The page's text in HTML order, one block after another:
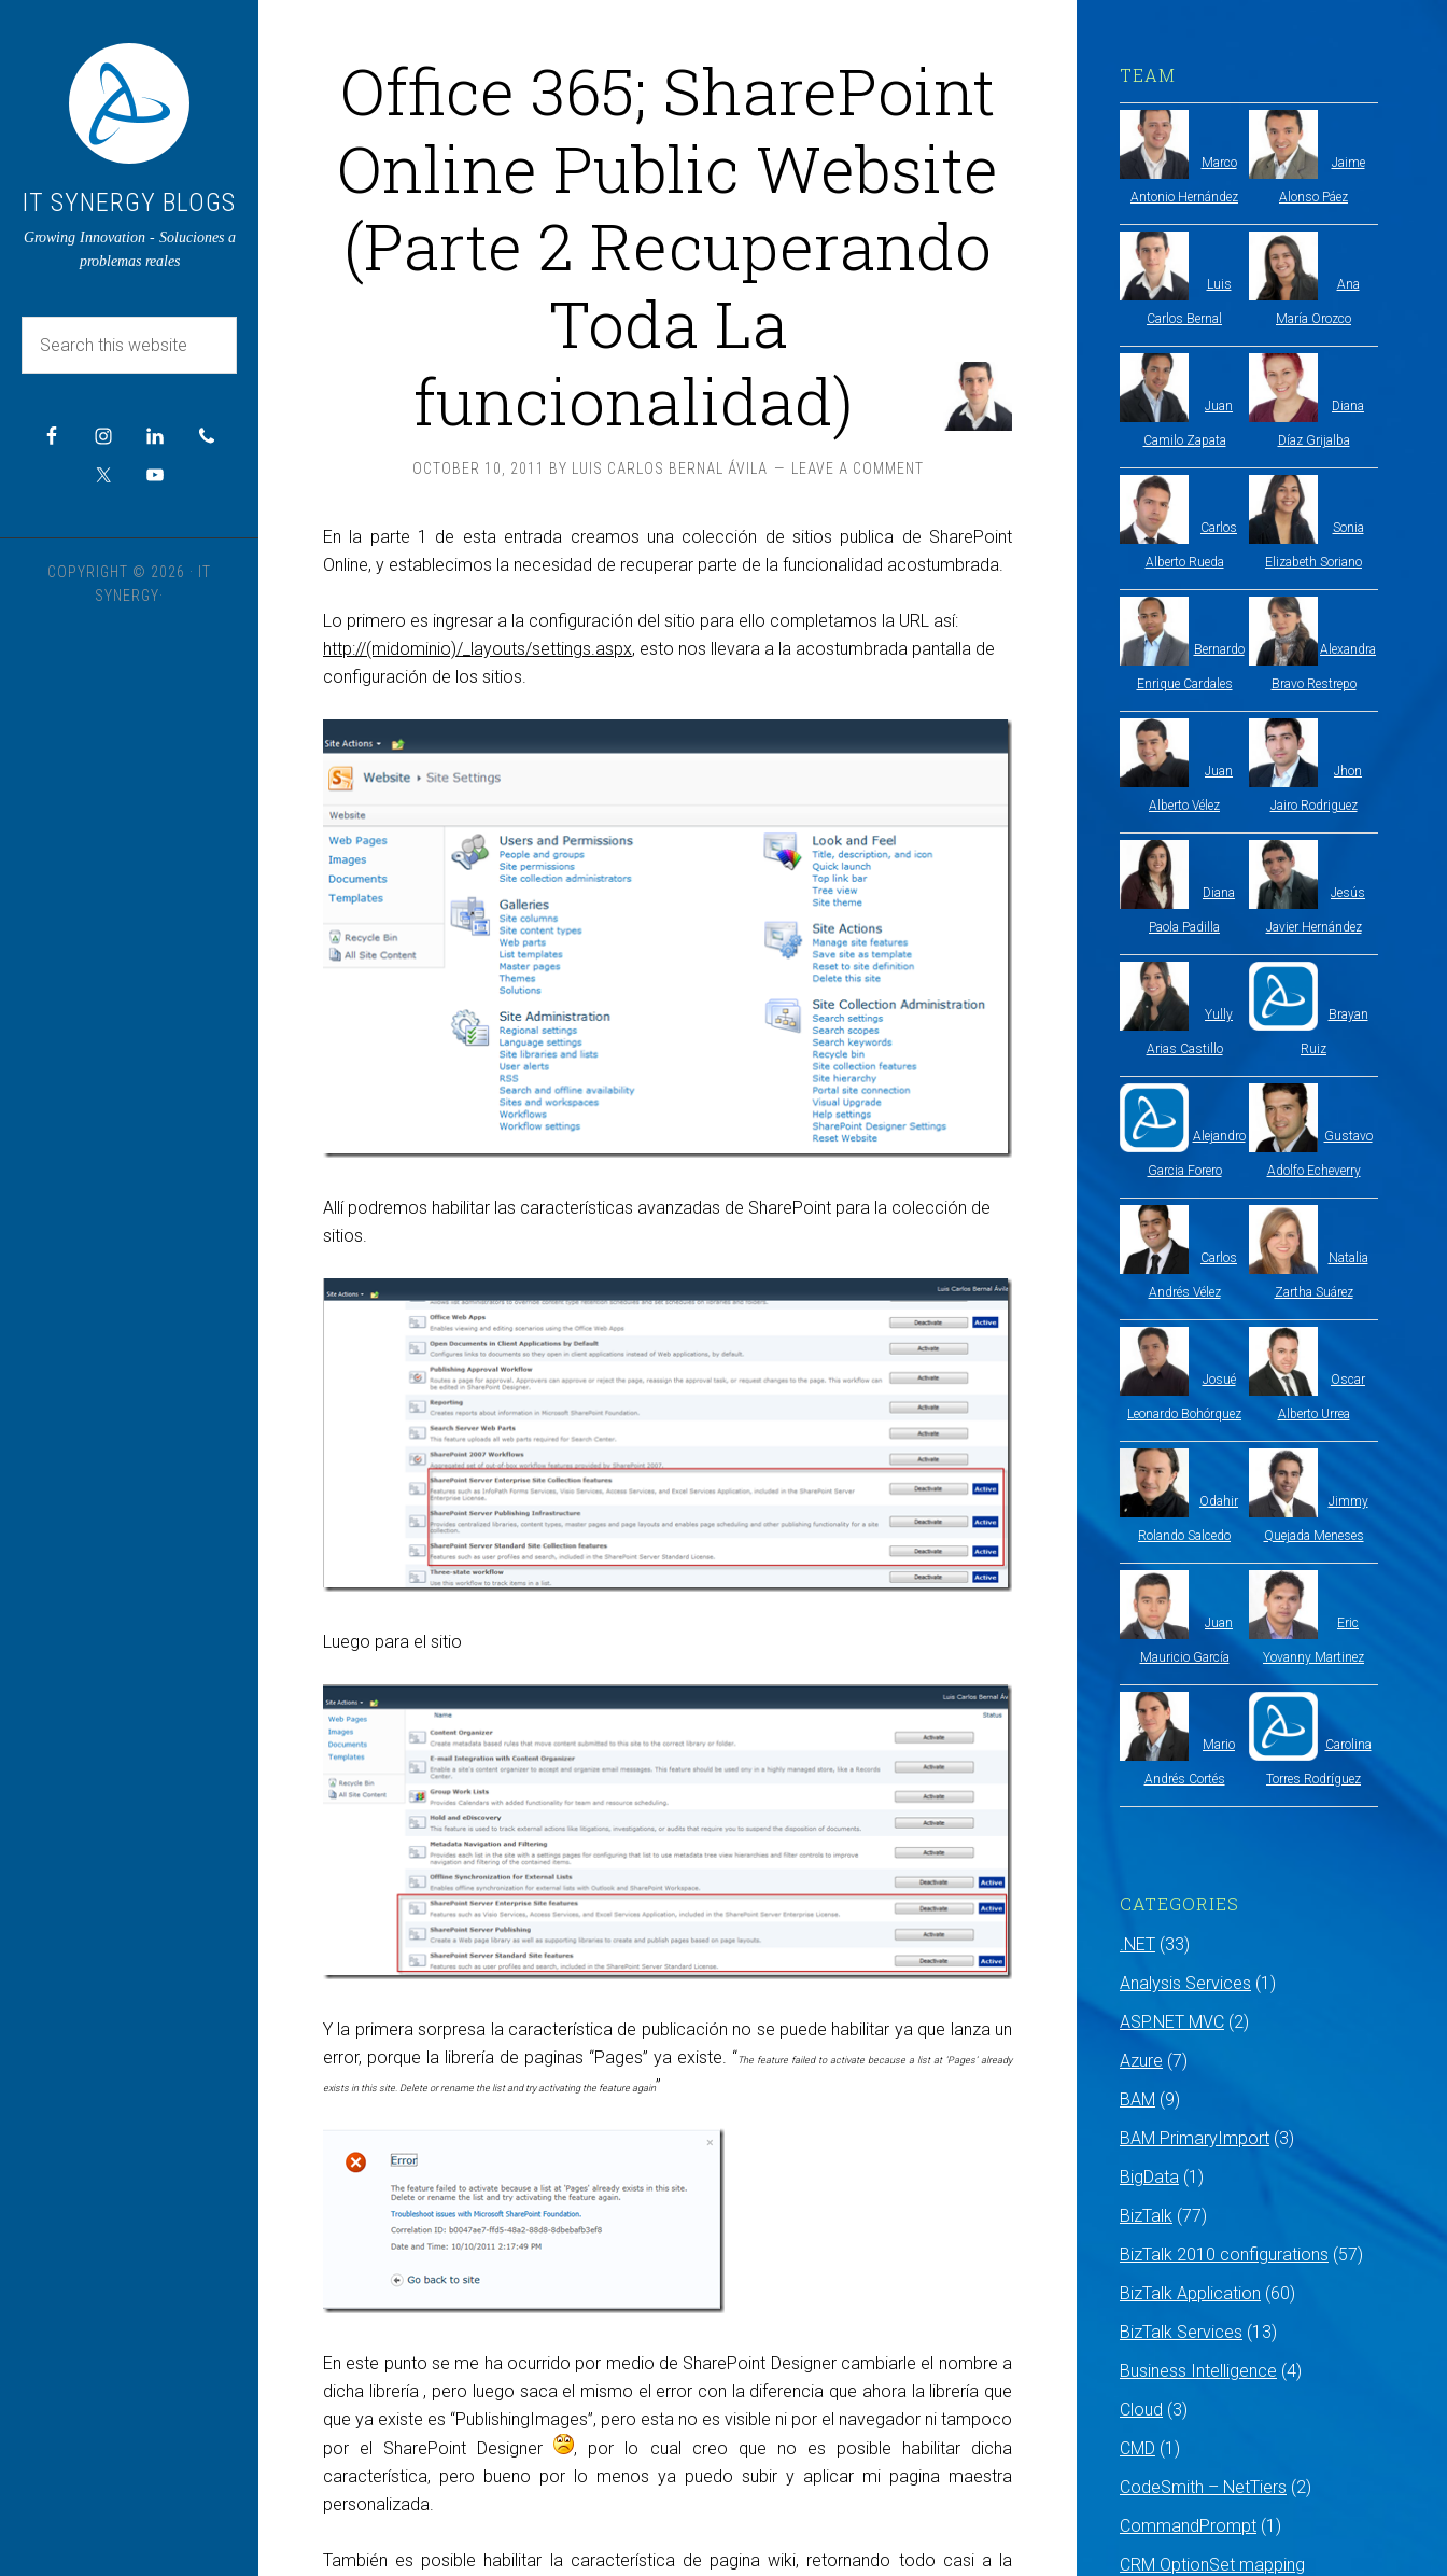
IT SYNERGY BLOGS
Growing Innovation - Soluciones a
problemas reales
COPYRIGHT © 2026 · IT
SYNERGY·
Office 365; SharePoint
Online Public Website
(Parte 2 Recuperando
Toda La
funcionalidad)
OCTOBER 10, 2011 BY LUIS CARLOS BERNAL ÁVILA LEAVE A COMMENT
En la parte 1 de esta entrada creamos una colección de sitios publica de SharePoint
Online, y establecimos la necesidad de recuperar parte de la funcionalidad acostumbrada.
Lo primero es ingresar a la configuración del sitio para ello completamos la URL así:
http://(midominio)/_layouts/settings.aspx, esto nos llevara a la acostumbrada pantalla de
configuración de los sitios.
Allí podremos habilitar las características avanzadas de SharePoint para la colección de
sitios.
Luego para el sitio
Y la primera sorpresa la característica de publicación no se puede habilitar ya que lanza un
error, porque la librería de paginas “Pages” ya existe. “ The feature failed to activate because a list at ‘Pages’ already
exists in this site. Delete or rename the list and try activating the feature again”
En este punto se me ha ocurrido por medio de SharePoint Designer cambiarle el nombre a
dicha librería , pero luego saca el mismo el error con la diferencia que ahora la librería que
que ya existe es “PublishingImages”, pero esta no es visible ni por el navegador ni tampoco
por el SharePoint Designer
, por lo cual creo que no es posible habilitar dicha
característica, pero bueno por lo menos ya puedo subir y aplicar mi pagina maestra
personalizada.
También es posible habilitar la característica de pagina wiki, retornando todo casi a la
TEAM
Marco
Antonio Hernández
Jaime
Alonso Páez
Luis
Carlos Bernal
Ana
María Orozco
Juan
Camilo Zapata
Diana
Díaz Grijalba
Carlos
Alberto Rueda
Sonia
Elizabeth Soriano
Bernardo
Enrique Cardales
Alexandra
Bravo Restrepo
Juan
Alberto Vélez
Jhon
Jairo Rodriguez
Diana
Paola Padilla
Jesús
Javier Hernández
Yully
Arias Castillo
Brayan
Ruiz
Alejandro
Garcia Forero
Gustavo
Adolfo Echeverry
Carlos
Andrés Vélez
Natalia
Zartha Suárez
Josué
Leonardo Bohórquez
Oscar
Alberto Urrea
Odahir
Rolando Salcedo
Jimmy
Quejada Meneses
Juan
Mauricio García
Eric
Yovanny Martinez
Mario
Andrés Cortés
Carolina
Torres Rodríguez
CATEGORIES
.NET (33)
Analysis Services (1)
ASP.NET MVC (2)
Azure (7)
BAM (9)
BAM PrimaryImport (3)
BigData (1)
BizTalk (77)
BizTalk 2010 configurations (57)
BizTalk Application (60)
BizTalk Services (13)
Business Intelligence (4)
Cloud (3)
CMD (1)
CodeSmith – NetTiers (2)
CommandPrompt (1)
CRM OptionSet mapping